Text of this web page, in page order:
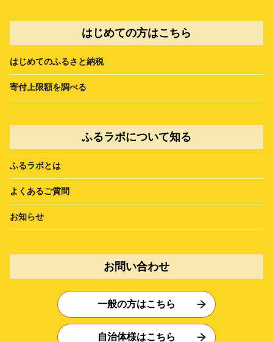
はじめての方はこちら
はじめてのふるさと納税
寄付上限額を調べる
ふるラボについて知る
ふるラボとは
よくあるご質問
お知らせ
お問い合わせ
一般の方はこちら
自治体様はこちら